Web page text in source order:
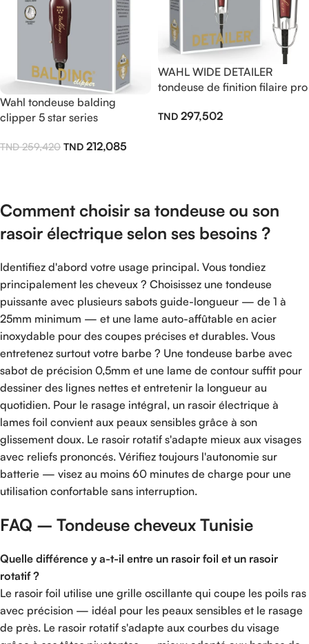
Wahl tondeuse balding
clipper 5 star series
259,420 212,085
WAHL WIDE DETAILER
tondeuse de finition filaire pro
297,502
Comment choisir sa tondeuse ou son
rasoir électrique selon ses besoins ?
Identifiez d'abord votre usage principal. Vous tondiez
principalement les cheveux ? Choisissez une tondeuse
puissante avec plusieurs sabots guide-longueur — de 1 à
25mm minimum — et une lame auto-affûtable en acier
inoxydable pour des coupes précises et durables. Vous
entretenez surtout votre barbe ? Une tondeuse barbe avec
sabot de précision 0,5mm et une lame de contour suffit pour
dessiner des lignes nettes et entretenir la longueur au
quotidien. Pour le rasage intégral, un rasoir électrique à
lames foil convient aux peaux sensibles grâce à son
glissement doux. Le rasoir rotatif s'adapte mieux aux visages
avec reliefs prononcés. Vérifiez toujours l'autonomie sur
batterie — visez au moins 60 minutes de charge pour une
utilisation confortable sans interruption.
FAQ – Tondeuse cheveux Tunisie
Quelle différence y a-t-il entre un rasoir foil et un rasoir
rotatif ?
Le rasoir foil utilise une grille oscillante qui coupe les poils ras
avec précision — idéal pour les peaux sensibles et le rasage
de près. Le rasoir rotatif s'adapte aux courbes du visage